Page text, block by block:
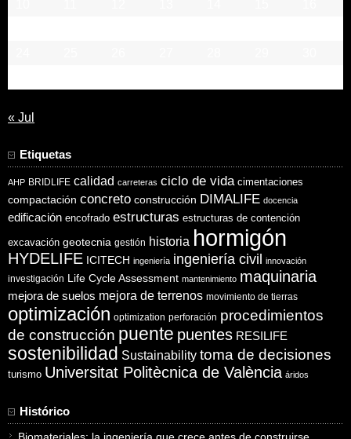
« Jul
Etiquetas
AHP BRIDLIFE calidad carreteras ciclo de vida cimentaciones
compactación concreto construcción DIMALIFE docencia
edificación encofrado estructuras estructuras de contención
excavación geotecnia gestión historia hormigón
HYDELIFE ICITECH ingeniería ingeniería civil innovación
investigación Life Cycle Assessment mantenimiento maquinaria
mejora de suelos mejora de terrenos movimiento de tierras
optimización optimization perforación procedimientos
de construcción puente puentes RESILIFE
sostenibilidad Sustainability toma de decisiones
turismo Universitat Politècnica de València áridos
Histórico
Biomateriales: la ingeniería que crece antes de construirse